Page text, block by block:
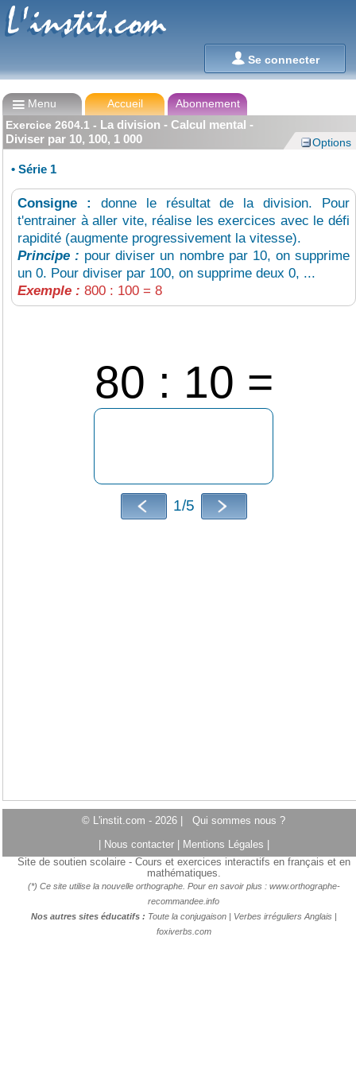
Se connecter
L'instit.com
L'instit.com
Menu Accueil
Abonnement
Exercice 2604.1 - La division - Calcul mental -
Diviser par 10, 100, 1 000
Options
• Série 1
Consigne : donne le résultat de la division. Pour
t'entrainer à aller vite, réalise les exercices avec le défi
rapidité (augmente progressivement la vitesse).
Principe : pour diviser un nombre par 10, on supprime
un 0. Pour diviser par 100, on supprime deux 0, ...
Exemple : 800 : 100 = 8
80 : 10 =
1/5
© L'instit.com - 2026 | Qui sommes nous ?
Nous contacter Mentions Légales
Site de soutien scolaire - Cours et exercices interactifs en français et en
mathématiques.
(*) Ce site utilise la nouvelle orthographe. Pour en savoir plus : www.orthographe-
recommandee.info
Nos autres sites éducatifs : Toute la conjugaison| Verbes irréguliers Anglais |
foxiverbs.com